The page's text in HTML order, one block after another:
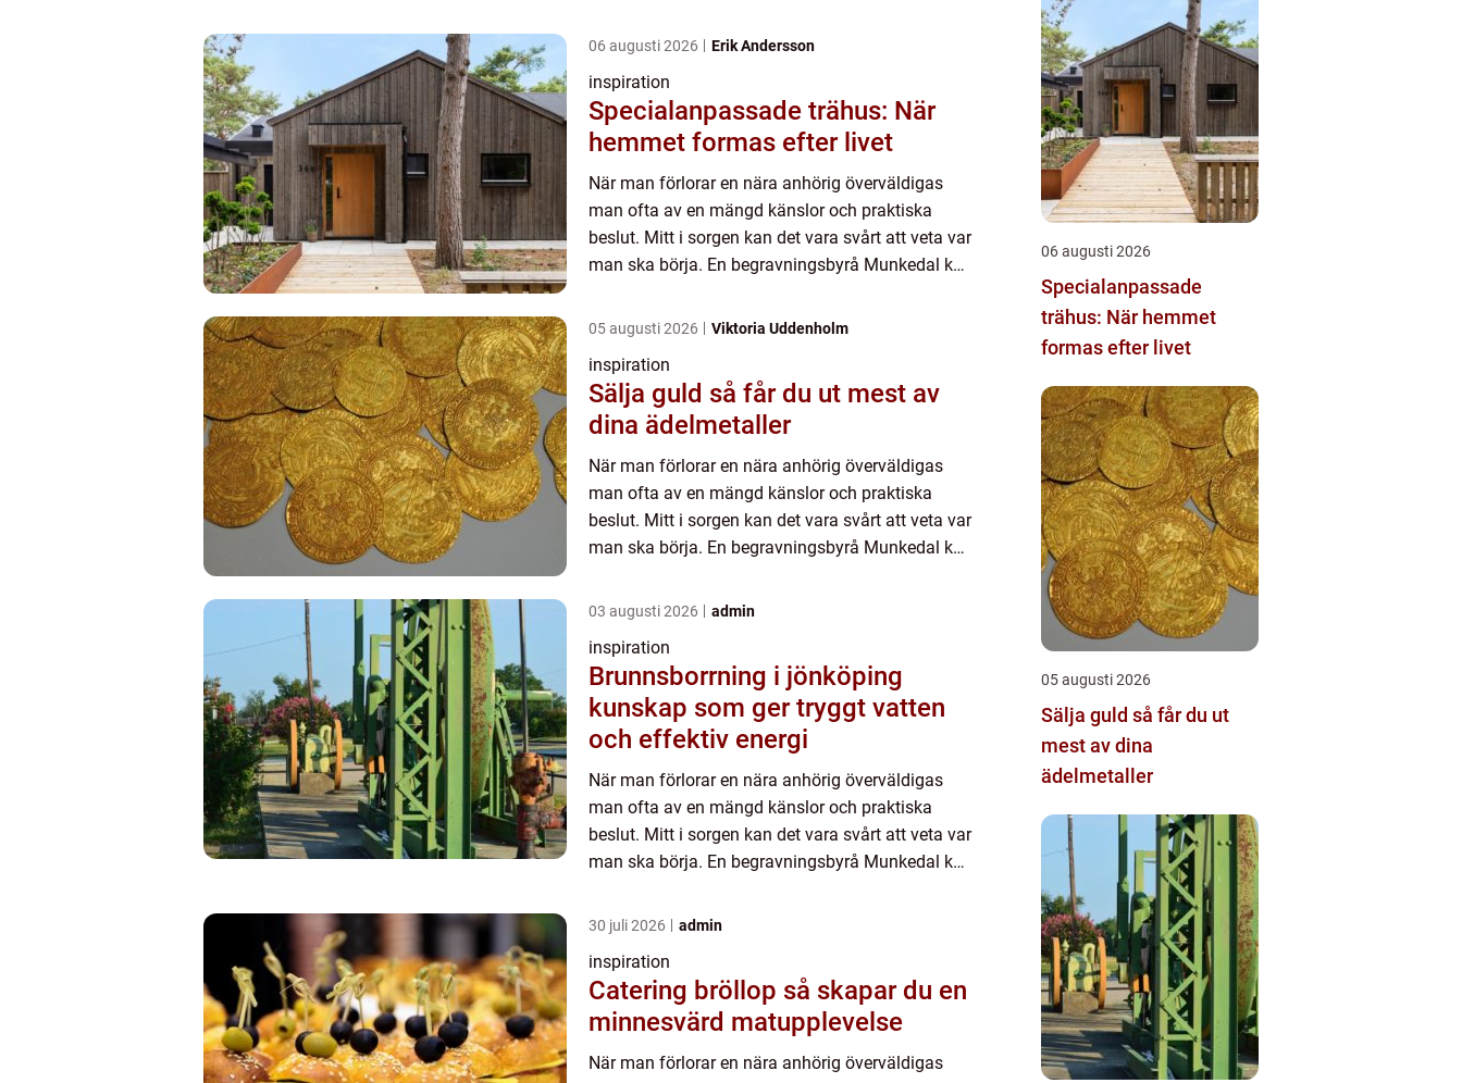
06 augusti 2026 Erik Andersson
inspiration
Specialanpassade trähus: När
hemmet formas efter livet
När man förlorar en nära anhörig överväldigas
man ofta av en mängd känslor och praktiska
beslut. Mitt i sorgen kan det vara svårt att veta var
man ska börja. En begravningsbyrå Munkedal kan
05 augusti 2026 Viktoria Uddenholm
inspiration
Sälja guld så får du ut mest av
dina ädelmetaller
När man förlorar en nära anhörig överväldigas
man ofta av en mängd känslor och praktiska
beslut. Mitt i sorgen kan det vara svårt att veta var
man ska börja. En begravningsbyrå Munkedal kan
03 augusti 2026 admin
inspiration
Brunnsborrning i jönköping
kunskap som ger tryggt vatten
och effektiv energi
När man förlorar en nära anhörig överväldigas
man ofta av en mängd känslor och praktiska
beslut. Mitt i sorgen kan det vara svårt att veta var
man ska börja. En begravningsbyrå Munkedal kan
30 juli 2026 admin
inspiration
Catering bröllop så skapar du en
minnesvärd matupplevelse
När man förlorar en nära anhörig överväldigas
06 augusti 2026
Specialanpassade
trähus: När hemmet
formas efter livet
05 augusti 2026
Sälja guld så får du ut
mest av dina
ädelmetaller